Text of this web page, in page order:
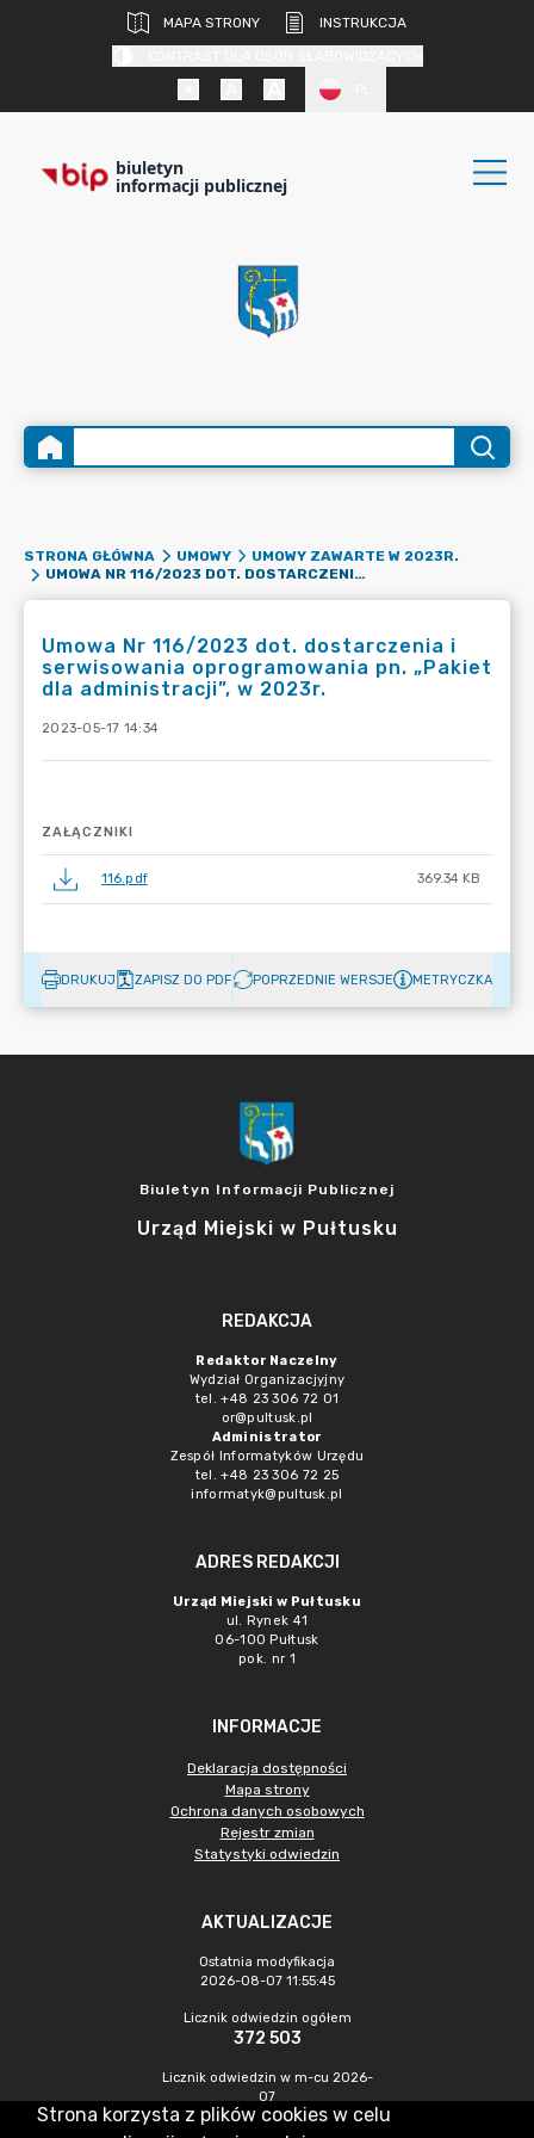
MAPA STRONY
INSTRUKCJA
biuletyn
informacji publicznej
STRONA GŁÓWNA UMOWY
UMOWY ZAWARTE W 2023R.
UMOWA NR 116/2023 DOT. DOSTARCZENIA I SERWISOWANIA OPROGRAMOWANIA PN. „PAKIET DLA ADMINISTRACJI”, W 2023R.
Umowa Nr 116/2023 dot. dostarczenia i
serwisowania oprogramowania pn. „Pakiet
dla administracji”, w 2023r.
2023-05-17 14:34
ZAŁĄCZNIKI
116.pdf 369.34 KB
DRUKUJ ZAPISZ DO PDF POPRZEDNIE WERSJE METRYCZKA
Biuletyn Informacji Publicznej
Urząd Miejski w Pułtusku
REDAKCJA
Redaktor Naczelny
Wydział Organizacjyjny
tel. +48 23 306 72 01
or@pultusk.pl
Administrator
Zespół Informatyków Urzędu
tel. +48 23 306 72 25
informatyk@pultusk.pl
ADRES REDAKCJI
Urząd Miejski w Pułtusku
ul. Rynek 41
06-100 Pułtusk
pok. nr 1
INFORMACJE
Deklaracja dostępności
Mapa strony
Ochrona danych osobowych
Rejestr zmian
Statystyki odwiedzin
AKTUALIZACJE
Ostatnia modyfikacja
2026-08-07 11:55:45
Licznik odwiedzin ogółem
372 503
Licznik odwiedzin w m-cu 2026-
07
1 207
Strona korzysta z plików cookies w celu